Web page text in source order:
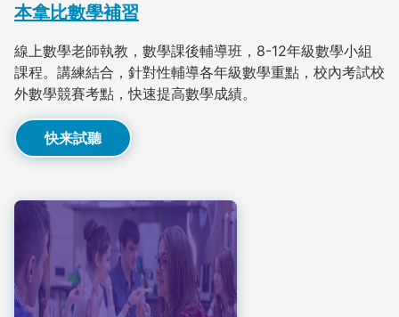
本拿比數學補習
線上數學老師執教，數學課後輔導班，8-12年級數學小組
課程。講練結合，針對性輔導各年級數學重點，校內考試校
外數學競賽考點，快速提高數學成績。
快来試聽